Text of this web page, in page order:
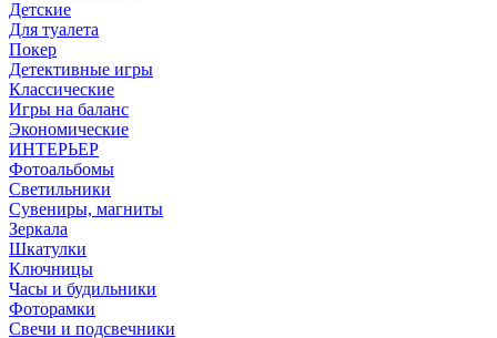
Детские
Для туалета
Покер
Детективные игры
Классические
Игры на баланс
Экономические
ИНТЕРЬЕР
Фотоальбомы
Светильники
Сувениры, магниты
Зеркала
Шкатулки
Ключницы
Часы и будильники
Фоторамки
Свечи и подсвечники